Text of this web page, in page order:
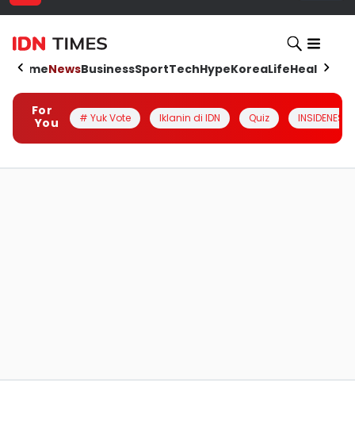
HomeNewsBusinessSportTechHypeKoreaLifeHealth
For
You
# Yuk Vote Iklanin di IDN Quiz INSIDENESIA